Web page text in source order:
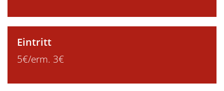
Eintritt
5€/erm. 3€